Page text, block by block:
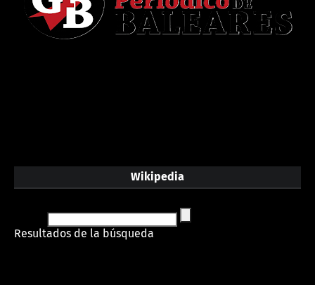
Wikipedia
Resultados de la búsqueda